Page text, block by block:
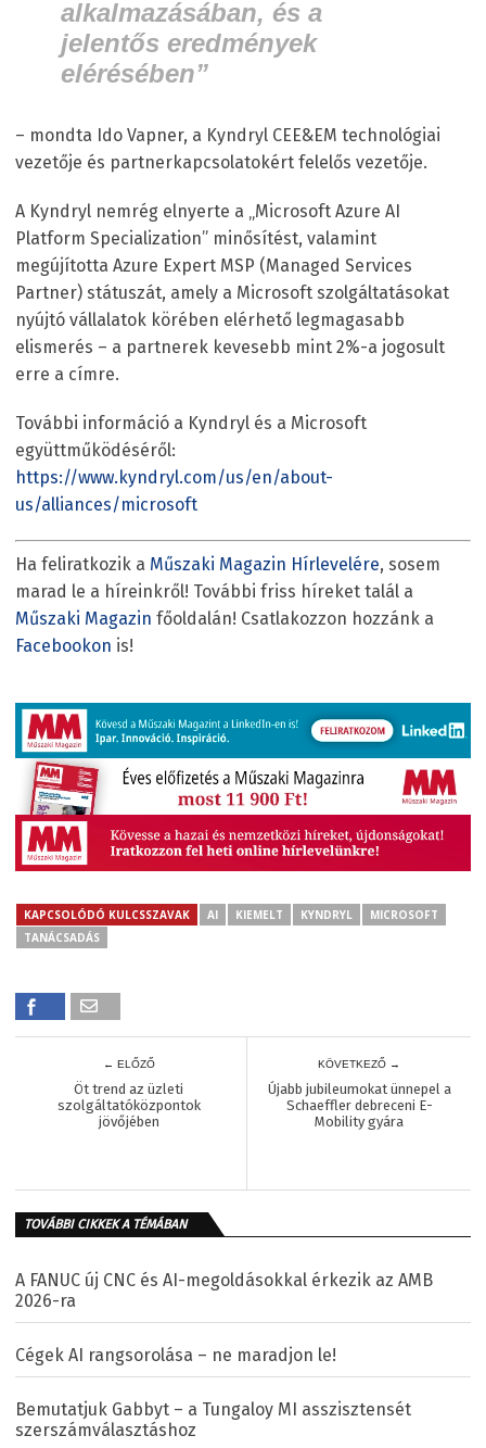
alkalmazásában, és a
jelentős eredmények
elérésében”
– mondta Ido Vapner, a Kyndryl CEE&EM technológiai
vezetője és partnerkapcsolatokért felelős vezetője.
A Kyndryl nemrég elnyerte a „Microsoft Azure AI
Platform Specialization” minősítést, valamint
megújította Azure Expert MSP (Managed Services
Partner) státuszát, amely a Microsoft szolgáltatásokat
nyújtó vállalatok körében elérhető legmagasabb
elismerés – a partnerek kevesebb mint 2%-a jogosult
erre a címre.
További információ a Kyndryl és a Microsoft
együttműködéséről:
https://www.kyndryl.com/us/en/about-
us/alliances/microsoft
Ha feliratkozik a Műszaki Magazin Hírlevelére, sosem
marad le a híreinkről! További friss híreket talál a
Műszaki Magazin főoldalán! Csatlakozzon hozzánk a
Facebookon is!
KAPCSOLÓDÓ KULCSSZAVAK AI KIEMELT KYNDRYL
MICROSOFT
TANÁCSADÁS
← ELŐZŐ
Öt trend az üzleti
szolgáltatóközpontok
jövőjében
KÖVETKEZŐ →
Újabb jubileumokat ünnepel a
Schaeffler debreceni E-
Mobility gyára
TOVÁBBI CIKKEK A TÉMÁBAN
A FANUC új CNC és AI-megoldásokkal érkezik az AMB
2026-ra
Cégek AI rangsorolása – ne maradjon le!
Bemutatjuk Gabbyt – a Tungaloy MI asszisztensét
szerszámválasztáshoz